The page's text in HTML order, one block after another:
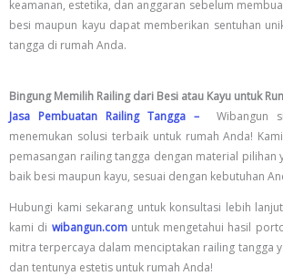
keamanan, estetika, dan anggaran sebelum
besi maupun kayu dapat memberikan sentuhan
tangga di rumah Anda.
Bingung Memilih Railing dari Besi atau Kayu untuk
Jasa Pembuatan Railing Tangga –
Wibangun
menemukan solusi terbaik untuk rumah Anda!
pemasangan railing tangga dengan material pilihan
baik besi maupun kayu, sesuai dengan kebutuhan
Hubungi kami sekarang untuk konsultasi lebih
kami di wibangun.comuntuk mengetahui hasil
mitra terpercaya dalam menciptakan railing tangga
dan tentunya estetis untuk rumah Anda!